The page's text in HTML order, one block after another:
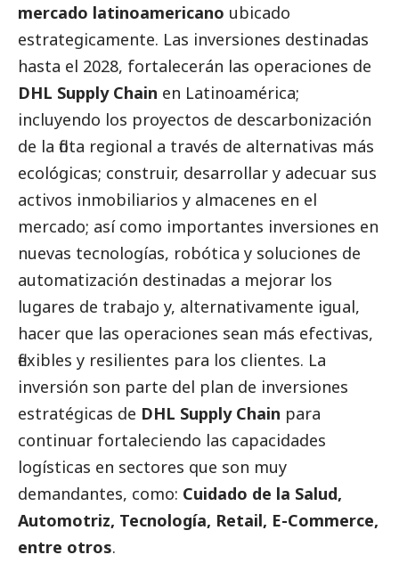
mercado latinoamericano ubicado
estrategicamente. Las inversiones destinadas
hasta el 2028, fortalecerán las operaciones de
DHL Supply Chain en Latinoamérica;
incluyendo los proyectos de descarbonización
de la flota regional a través de alternativas más
ecológicas; construir, desarrollar y adecuar sus
activos inmobiliarios y almacenes en el
mercado; así como importantes inversiones en
nuevas tecnologías, robótica y soluciones de
automatización destinadas a mejorar los
lugares de trabajo y, alternativamente igual,
hacer que las operaciones sean más efectivas,
flexibles y resilientes para los clientes. La
inversión son parte del plan de inversiones
estratégicas de DHL Supply Chain para
continuar fortaleciendo las capacidades
logísticas en sectores que son muy
demandantes, como: Cuidado de la Salud,
Automotriz, Tecnología, Retail, E-Commerce,
entre otros.